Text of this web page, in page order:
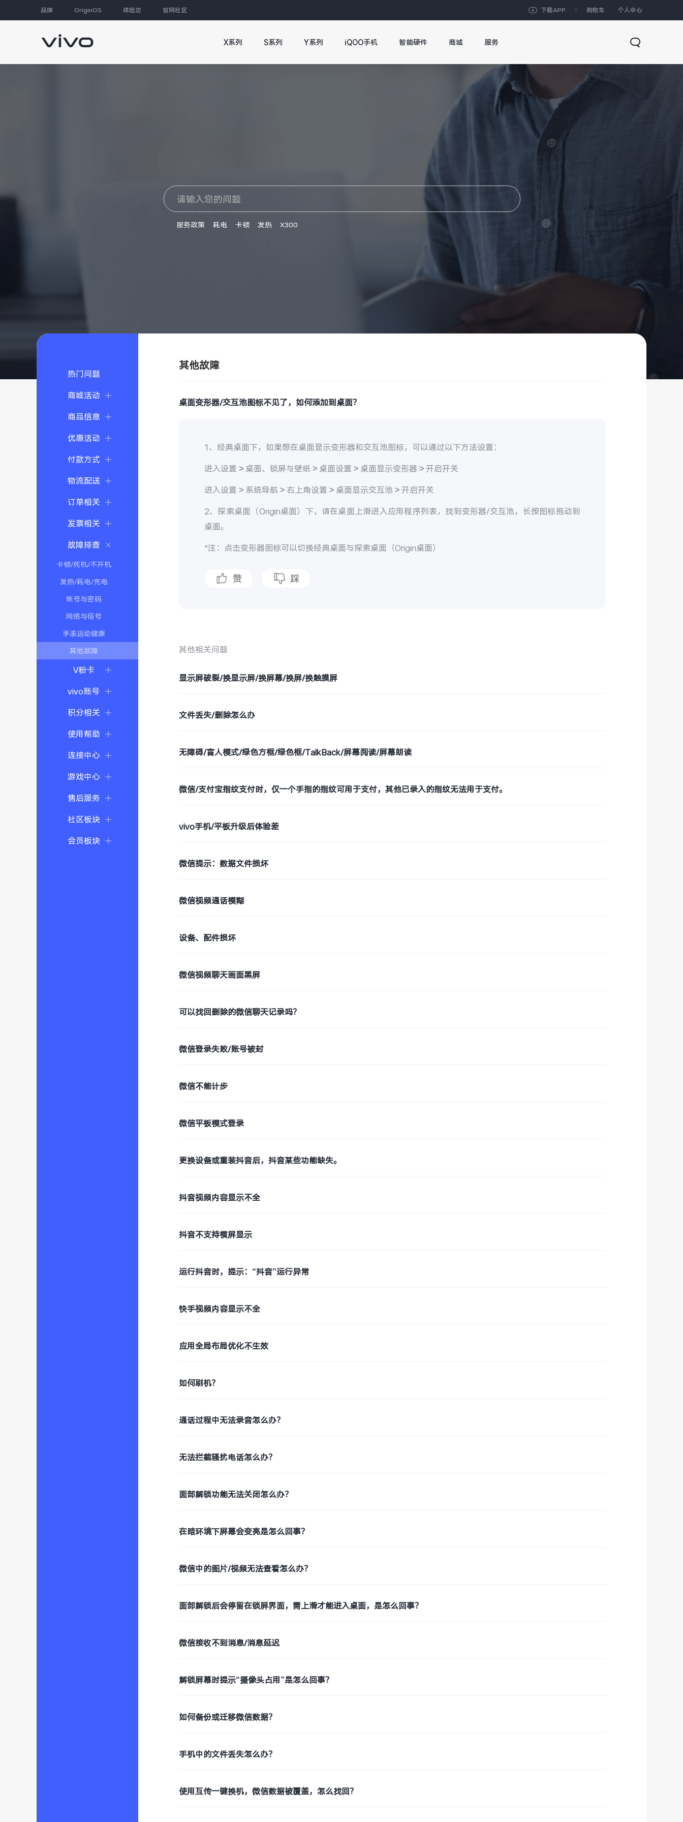
品牌 OriginOS 体验店 官网社区 下载APP 购物车 个人中心
X系列 S系列 Y系列 iQOO手机 智能硬件 商城 服务
服务政策 耗电 卡顿 发热 X300
热门问题
商城活动
商品信息
优惠活动
付款方式
物流配送
订单相关
发票相关
故障排查
卡顿/死机/不开机
发热/耗电/充电
帐号与密码
网络与信号
手表运动健康
其他故障
V粉卡
vivo账号
积分相关
使用帮助
连接中心
游戏中心
售后服务
社区板块
会员板块
其他故障
桌面变形器/交互池图标不见了，如何添加到桌面？
1、经典桌面下，如果想在桌面显示变形器和交互池图标，可以通过以下方法设置：
进入设置 > 桌面、锁屏与壁纸 > 桌面设置 > 桌面显示变形器 > 开启开关
进入设置 > 系统导航 > 右上角设置 > 桌面显示交互池 > 开启开关
2、探索桌面（Origin桌面）下，请在桌面上滑进入应用程序列表，找到变形器/交互池，长按图标拖动到
桌面。
*注：点击变形器图标可以切换经典桌面与探索桌面（Origin桌面）
赞 踩
其他相关问题
显示屏破裂/换显示屏/换屏幕/换屏/换触摸屏
文件丢失/删除怎么办
无障碍/盲人模式/绿色方框/绿色框/TalkBack/屏幕阅读/屏幕朗读
微信/支付宝指纹支付时，仅一个手指的指纹可用于支付，其他已录入的指纹无法用于支付。
vivo手机/平板升级后体验差
微信提示：数据文件损坏
微信视频通话模糊
设备、配件损坏
微信视频聊天画面黑屏
可以找回删除的微信聊天记录吗？
微信登录失败/账号被封
微信不能计步
微信平板模式登录
更换设备或重装抖音后，抖音某些功能缺失。
抖音视频内容显示不全
抖音不支持横屏显示
运行抖音时，提示：“抖音”运行异常
快手视频内容显示不全
应用全局布局优化不生效
如何刷机？
通话过程中无法录音怎么办？
无法拦截骚扰电话怎么办？
面部解锁功能无法关闭怎么办？
在暗环境下屏幕会变亮是怎么回事？
微信中的图片/视频无法查看怎么办？
面部解锁后会停留在锁屏界面，需上滑才能进入桌面，是怎么回事？
微信接收不到消息/消息延迟
解锁屏幕时提示“摄像头占用”是怎么回事？
如何备份或迁移微信数据？
手机中的文件丢失怎么办？
使用互传一键换机，微信数据被覆盖，怎么找回？